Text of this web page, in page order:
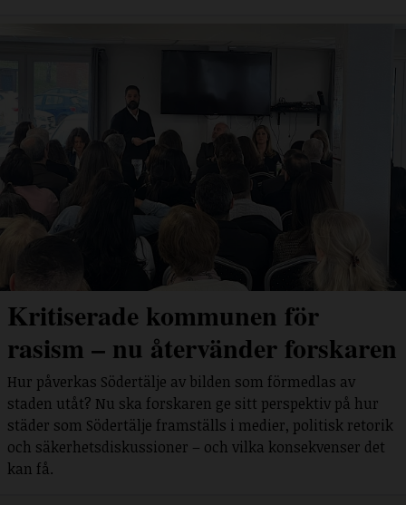
Kritiserade kommunen för
rasism – nu återvänder forskaren
Hur påverkas Södertälje av bilden som förmedlas av
staden utåt? Nu ska forskaren ge sitt perspektiv på hur
städer som Södertälje framställs i medier, politisk retorik
och säkerhetsdiskussioner – och vilka konsekvenser det
kan få.